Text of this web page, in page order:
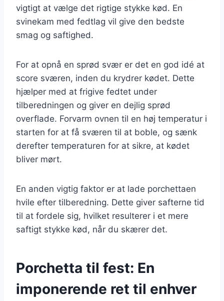
vigtigt at vælge det rigtige stykke kød. En
svinekam med fedtlag vil give den bedste
smag og saftighed.
For at opnå en sprød svær er det en god idé at
score sværen, inden du krydrer kødet. Dette
hjælper med at frigive fedtet under
tilberedningen og giver en dejlig sprød
overflade. Forvarm ovnen til en høj temperatur i
starten for at få sværen til at boble, og sænk
derefter temperaturen for at sikre, at kødet
bliver mørt.
En anden vigtig faktor er at lade porchettaen
hvile efter tilberedning. Dette giver safterne tid
til at fordele sig, hvilket resulterer i et mere
saftigt stykke kød, når du skærer det.
Porchetta til fest: En
imponerende ret til enhver